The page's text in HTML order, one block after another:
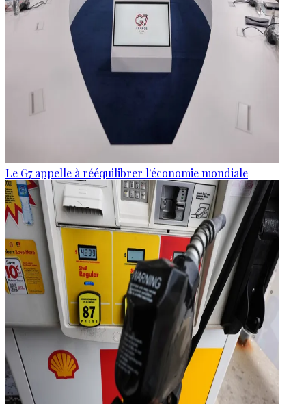
Le G7 appelle à rééquilibrer l'économie mondiale